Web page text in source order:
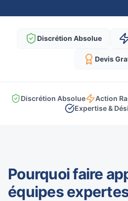
Discrétion Absolue
Devis
Discrétion Absolue
Action
Expertise &
Pourquoi faire
équipes